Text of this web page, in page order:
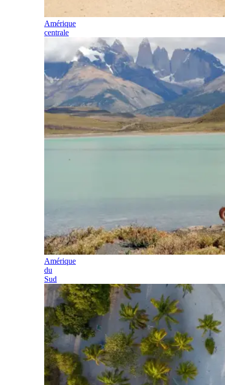
Amérique
centrale
Amérique
du
Sud